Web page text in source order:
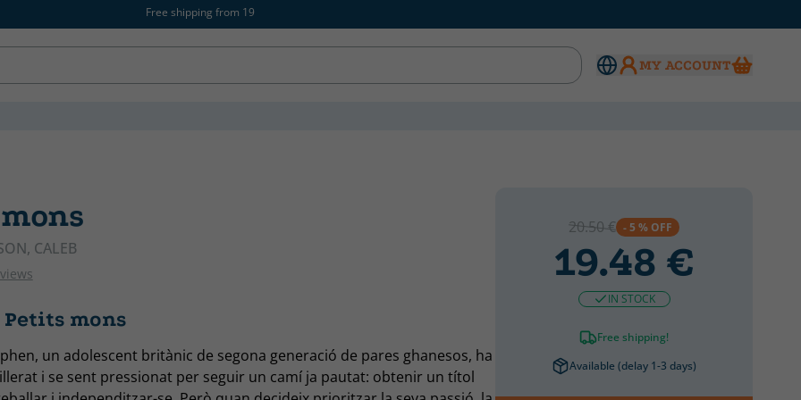
Free shipping from 19
MY ACCOUNT
CALEB
mons
un adolescent britànic de segona generació de pares ghanesos, ha
i se sent pressionat per seguir un camí ja pautat: obtenir un títol
20.50 € - 5 % OFF
19.48 €
IN STOCK
Free shipping!
Available (delay 1-3 days)